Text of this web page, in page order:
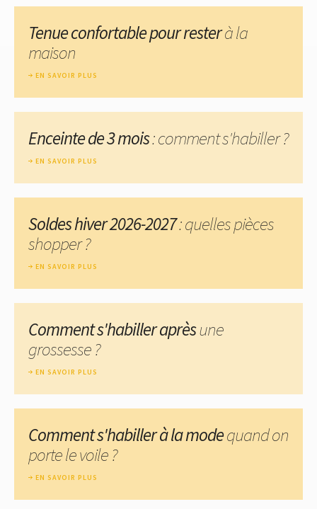
Tenue confortable pour resterà la
maison
EN SAVOIR PLUS
Enceinte de 3 mois: comment s'habiller ?
EN SAVOIR PLUS
Soldes hiver 2026-2027: quelles pièces
shopper ?
EN SAVOIR PLUS
Comment s'habiller aprèsune
grossesse ?
EN SAVOIR PLUS
Comment s'habiller à la modequand on
porte le voile ?
EN SAVOIR PLUS